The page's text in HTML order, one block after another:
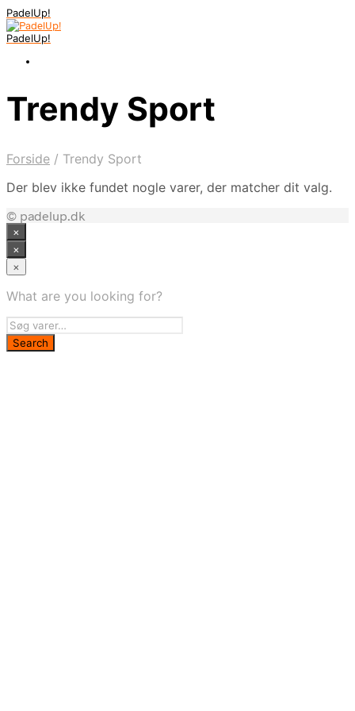
PadelUp!
PadelUp!
Trendy Sport
Forside / Trendy Sport
Der blev ikke fundet nogle varer, der matcher dit valg.
© padelup.dk
×
×
×
What are you looking for?